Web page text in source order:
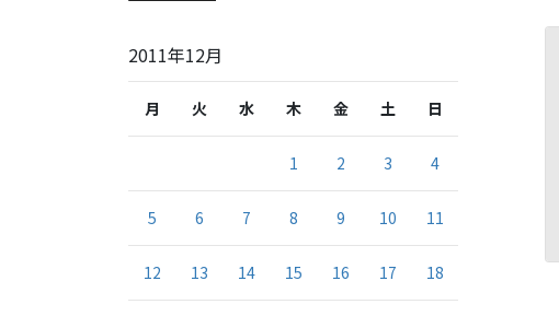
2011年12月
月 火 水 木 金 土 日
1 2 3 4
5 6 7 8 9 10 11
12 13 14 15 16 17 18